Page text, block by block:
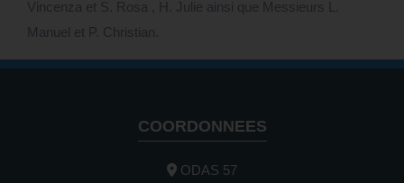
Vincenza et S. Rosa , H. Julie ainsi que Messieurs L.
Manuel et P. Christian.
COORDONNEES
ODAS 57